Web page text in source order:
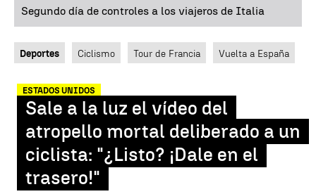
Segundo día de controles a los viajeros de Italia
Deportes Ciclismo Tour de Francia Vuelta a España
ESTADOS UNIDOS
Sale a la luz el vídeo del
atropello mortal deliberado a un
ciclista: "¿Listo? ¡Dale en el
trasero!"